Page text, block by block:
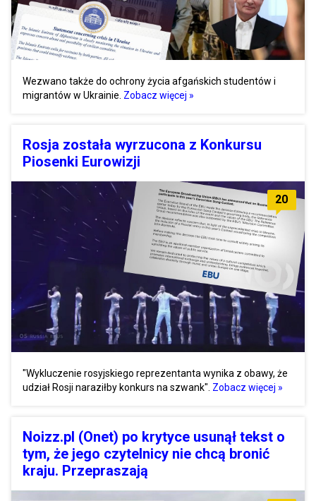
Wezwano także do ochrony życia afgańskich studentów i
migrantów w Ukrainie. Zobacz więcej »
Rosja została wyrzucona z Konkursu
Piosenki Eurowizji
20
"Wykluczenie rosyjskiego reprezentanta wynika z obawy, że
udział Rosji naraziłby konkurs na szwank". Zobacz więcej »
Noizz.pl (Onet) po krytyce usunął tekst o
tym, że jego czytelnicy nie chcą bronić
kraju. Przepraszają